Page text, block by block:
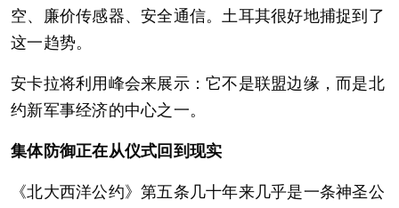
空、廉价传感器、安全通信。土耳其很好地捕捉到了
这一趋势。
安卡拉将利用峰会来展示：它不是联盟边缘，而是北
约新军事经济的中心之一。
集体防御正在从仪式回到现实
《北大西洋公约》第五条几十年来几乎是一条神圣公